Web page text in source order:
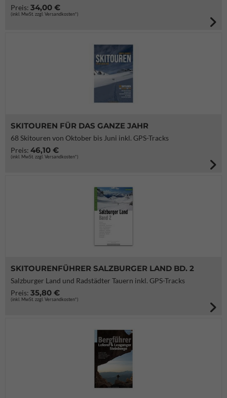
Preis: 34,00 €
(inkl. MwSt. zzgl. Versandkosten*)
SKITOUREN FÜR DAS GANZE JAHR
68 Skitouren von Oktober bis Juni inkl. GPS-Tracks
Preis: 46,10 €
(inkl. MwSt. zzgl. Versandkosten*)
SKITOURENFÜHRER SALZBURGER LAND BD. 2
Salzburger Land und Radstädter Tauern inkl. GPS-Tracks
Preis: 35,80 €
(inkl. MwSt. zzgl. Versandkosten*)